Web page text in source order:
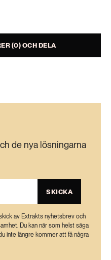
(0) OCH DELA
de nya lösningarna
SKICKA
av Extrakts nyhetsbrev och
Du kan när som helst säga
inte längre kommer att få några